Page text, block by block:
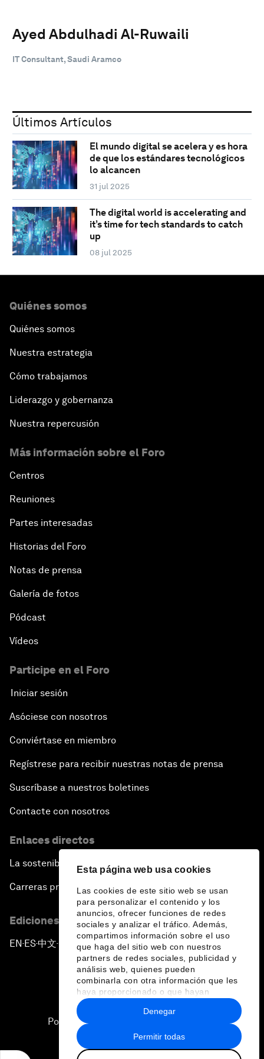
Esta página web usa cookies
Las cookies de este sitio web se usan
para personalizar el contenido y los
anuncios, ofrecer funciones de redes
sociales y analizar el tráfico. Además,
compartimos información sobre el uso
que haga del sitio web con nuestros
partners de redes sociales, publicidad y
análisis web, quienes pueden
combinarla con otra información que les
haya proporcionado o que hayan
recopilado a partir del uso que haya
hecho de sus servicios.
Permitir todas
Denegar
Ayed Abdulhadi Al-Ruwaili
IT Consultant, Saudi Aramco
Últimos Artículos
El mundo digital se acelera y es hora
de que los estándares tecnológicos
lo alcancen
31 jul 2025
The digital world is accelerating and
it’s time for tech standards to catch
up
08 jul 2025
Quiénes somos
Quiénes somos
Nuestra estrategia
Cómo trabajamos
Liderazgo y gobernanza
Nuestra repercusión
Más información sobre el Foro
Centros
Reuniones
Partes interesadas
Historias del Foro
Notas de prensa
Galería de fotos
Pódcast
Vídeos
Participe en el Foro
Iniciar sesión
Asóciese con nosotros
Conviértase en miembro
Regístrese para recibir nuestras notas de prensa
Suscríbase a nuestros boletines
Contacte con nosotros
Enlaces directos
La sostenibilidad en el Foro
Carreras profesionales
Ediciones en otros idiomas
EN ▪ ES▪中文▪ 日本語
Política de privacidad y normas de uso